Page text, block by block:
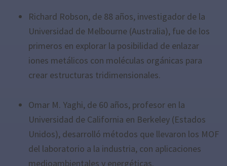
Richard Robson, de 88 años, investigador de la
Universidad de Melbourne (Australia), fue de los
primeros en explorar la posibilidad de enlazar
iones metálicos con moléculas orgánicas para
crear estructuras tridimensionales.
Omar M. Yaghi, de 60 años, profesor en la
Universidad de California en Berkeley (Estados
Unidos), desarrolló métodos que llevaron los MOF
del laboratorio a la industria, con aplicaciones
medioambientales y energéticas.